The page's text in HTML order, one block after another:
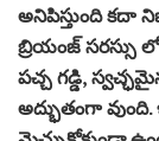
అనిపిస్తుంది కదా
బ్రియంజ్ సరస్సు
పచ్చ గడ్డి,
అద్భుతంగా